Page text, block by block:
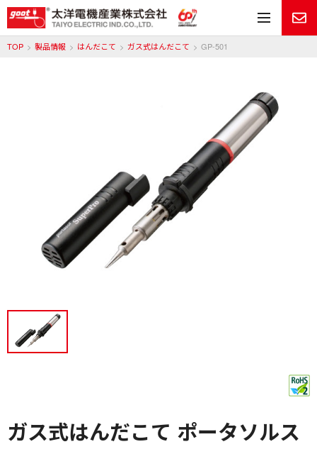
メ
TOP 製品情報 はんだこて ガス式はんだこて GP-501
ガス式はんだこて ポータソルス